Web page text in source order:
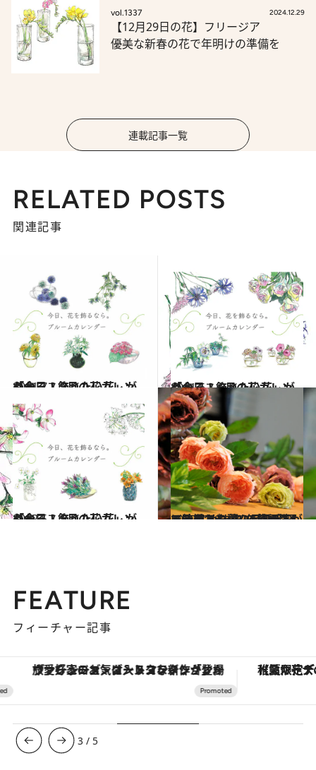
vol.1337 2024.12.29
【12月29日の花】フリージア
優美な新春の花で年明けの準備を
連載記事一覧
RELATED POSTS
関連記事
2021.7.1
「今日、飾りたい花」がわかる！ 7月の花カレンダー
ライフスタイル 2021.6.1
「今日、飾りたい花」がわかる！ 6月の花カレンダー
ライフスタイル
2022.5.1
「今日、飾りたい花」がわかる！ 5月の花カレンダー
ライフスタイル 2022.7.10
バラのある暮らしを手軽に始めるコツ “価格が下がる時期”がある!? 花屋さんで入手しやすい品種5選も
ライフスタイル
FEATURE
フィーチャー記事
ヴァシュロン・コンスタンタン「オーヴァーシーズ・オートマティック」。旅愛好家のお気に入りコレクションから、ジェンダーレスな新作が登場 【夏限定ディナーコース】旬を
3 / 5